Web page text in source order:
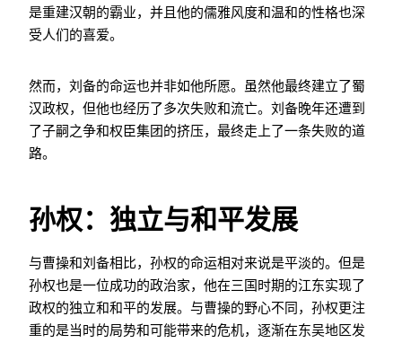
是重建汉朝的霸业，并且他的儒雅风度和温和的性格也深
受人们的喜爱。
然而，刘备的命运也并非如他所愿。虽然他最终建立了蜀
汉政权，但他也经历了多次失败和流亡。刘备晚年还遭到
了子嗣之争和权臣集团的挤压，最终走上了一条失败的道
路。
孙权：独立与和平发展
与曹操和刘备相比，孙权的命运相对来说是平淡的。但是
孙权也是一位成功的政治家，他在三国时期的江东实现了
政权的独立和和平的发展。与曹操的野心不同，孙权更注
重的是当时的局势和可能带来的危机，逐渐在东吴地区发